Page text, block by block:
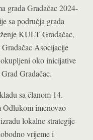
grada Gradačac 2024-
sa područja grada
KULT Gradačac,
Asocijacije
oko inicijative
Gradačac.
sa članom 14.
imenovao
lokalne strategije
vrijeme i